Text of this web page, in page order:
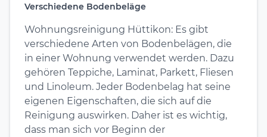
Verschiedene Bodenbeläge
Wohnungsreinigung Hüttikon: Es gibt
verschiedene Arten von Bodenbelägen, die
in einer Wohnung verwendet werden. Dazu
gehören Teppiche, Laminat, Parkett, Fliesen
und Linoleum. Jeder Bodenbelag hat seine
eigenen Eigenschaften, die sich auf die
Reinigung auswirken. Daher ist es wichtig,
dass man sich vor Beginn der